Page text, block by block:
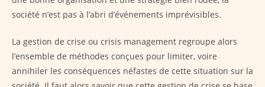
société n’est pas à l’abri d’événements imprévisibles.
La gestion de crise ou crisis management regroupe alors
l’ensemble de méthodes conçues pour limiter, voire
annihiler les conséquences néfastes de cette situation sur la